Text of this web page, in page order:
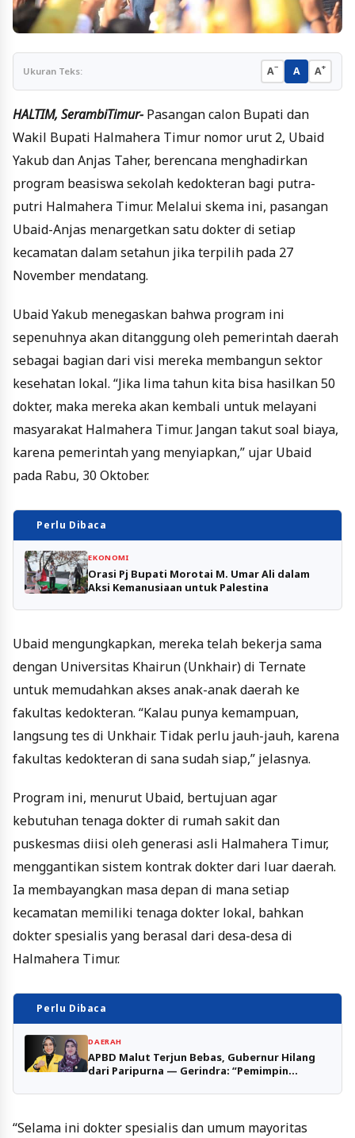
Ukuran Teks: A− A A+
HALTIM, SerambiTimur- Pasangan calon Bupati dan
Wakil Bupati Halmahera Timur nomor urut 2, Ubaid
Yakub dan Anjas Taher, berencana menghadirkan
program beasiswa sekolah kedokteran bagi putra-
putri Halmahera Timur. Melalui skema ini, pasangan
Ubaid-Anjas menargetkan satu dokter di setiap
kecamatan dalam setahun jika terpilih pada 27
November mendatang.
Ubaid Yakub menegaskan bahwa program ini
sepenuhnya akan ditanggung oleh pemerintah daerah
sebagai bagian dari visi mereka membangun sektor
kesehatan lokal. “Jika lima tahun kita bisa hasilkan 50
dokter, maka mereka akan kembali untuk melayani
masyarakat Halmahera Timur. Jangan takut soal biaya,
karena pemerintah yang menyiapkan,” ujar Ubaid
pada Rabu, 30 Oktober.
Perlu Dibaca
EKONOMI
Orasi Pj Bupati Morotai M. Umar Ali dalam
Aksi Kemanusiaan untuk Palestina
Ubaid mengungkapkan, mereka telah bekerja sama
dengan Universitas Khairun (Unkhair) di Ternate
untuk memudahkan akses anak-anak daerah ke
fakultas kedokteran. “Kalau punya kemampuan,
langsung tes di Unkhair. Tidak perlu jauh-jauh, karena
fakultas kedokteran di sana sudah siap,” jelasnya.
Program ini, menurut Ubaid, bertujuan agar
kebutuhan tenaga dokter di rumah sakit dan
puskesmas diisi oleh generasi asli Halmahera Timur,
menggantikan sistem kontrak dokter dari luar daerah.
Ia membayangkan masa depan di mana setiap
kecamatan memiliki tenaga dokter lokal, bahkan
dokter spesialis yang berasal dari desa-desa di
Halmahera Timur.
Perlu Dibaca
DAERAH
APBD Malut Terjun Bebas, Gubernur Hilang
dari Paripurna — Gerindra: “Pemimpin
“Selama ini dokter spesialis dan umum mayoritas